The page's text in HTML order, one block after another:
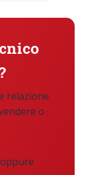
relazione
o